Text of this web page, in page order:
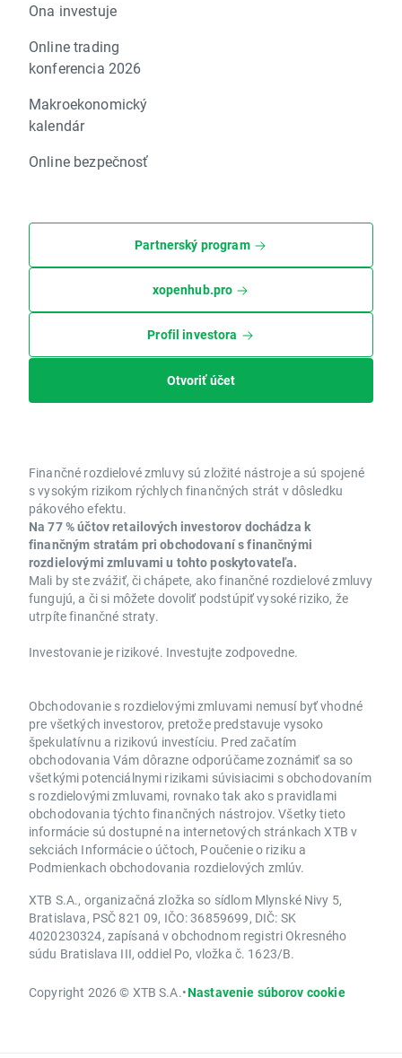
Ona investuje
Online trading
konferencia 2026
Makroekonomický
kalendár
Online bezpečnosť
Partnerský program
xopenhub.pro
Profil investora
Otvoriť účet
Finančné rozdielové zmluvy sú zložité nástroje a sú spojené
s vysokým rizikom rýchlych finančných strát v dôsledku
pákového efektu.
Na 77 % účtov retailových investorov dochádza k
finančným stratám pri obchodovaní s finančnými
rozdielovými zmluvami u tohto poskytovateľa.
Mali by ste zvážiť, či chápete, ako finančné rozdielové zmluvy
fungujú, a či si môžete dovoliť podstúpiť vysoké riziko, že
utrpíte finančné straty.
Investovanie je rizikové. Investujte zodpovedne.
Obchodovanie s rozdielovými zmluvami nemusí byť vhodné
pre všetkých investorov, pretože predstavuje vysoko
špekulatívnu a rizikovú investíciu. Pred začatím
obchodovania Vám dôrazne odporúčame zoznámiť sa so
všetkými potenciálnymi rizikami súvisiacimi s obchodovaním
s rozdielovými zmluvami, rovnako tak ako s pravidlami
obchodovania týchto finančných nástrojov. Všetky tieto
informácie sú dostupné na internetových stránkach XTB v
sekciách Informácie o účtoch, Poučenie o riziku a
Podmienkach obchodovania rozdielových zmlúv.
XTB S.A., organizačná zložka so sídlom Mlynské Nivy 5,
Bratislava, PSČ 821 09, IČO: 36859699, DIČ: SK
4020230324, zapísaná v obchodnom registri Okresného
súdu Bratislava III, oddiel Po, vložka č. 1623/B.
Copyright 2026 © XTB S.A.•Nastavenie súborov cookie